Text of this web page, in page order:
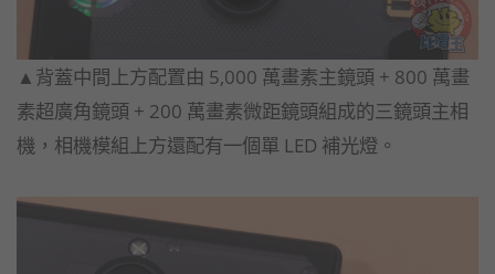
▲背蓋中間上方配置由 5,000 萬畫素主鏡頭 + 800 萬畫
素超廣角鏡頭 + 200 萬畫素微距鏡頭組成的三鏡頭主相
機，相機模組上方還配有一個單 LED 補光燈。